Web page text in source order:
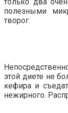
полезными
творог.
этой диете не
кефира и
нежирного.